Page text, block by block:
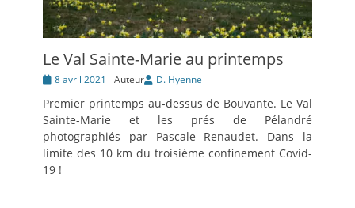
Le Val Sainte-Marie au printemps
Posté8 avril 2021 Auteur D. Hyenne
Premier printemps au-dessus de Bouvante. Le Val
Sainte-Marie et les prés de Pélandré
photographiés par Pascale Renaudet. Dans la
limite des 10 km du troisième confinement Covid-
19 !